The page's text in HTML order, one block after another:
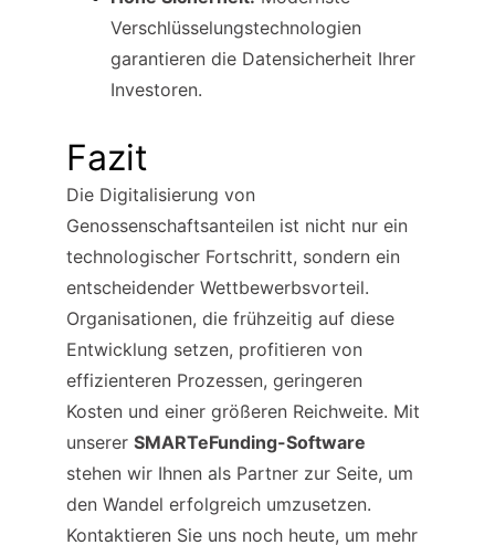
Verschlüsselungstechnologien
garantieren die Datensicherheit Ihrer
Investoren.
Fazit
Die Digitalisierung von
Genossenschaftsanteilen ist nicht nur ein
technologischer Fortschritt, sondern ein
entscheidender Wettbewerbsvorteil.
Organisationen, die frühzeitig auf diese
Entwicklung setzen, profitieren von
effizienteren Prozessen, geringeren
Kosten und einer größeren Reichweite. Mit
unserer SMARTeFunding-Software
stehen wir Ihnen als Partner zur Seite, um
den Wandel erfolgreich umzusetzen.
Kontaktieren Sie uns noch heute, um mehr